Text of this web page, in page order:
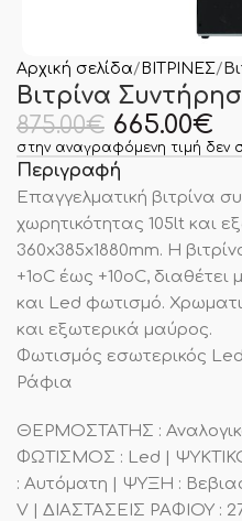
Αρχική σελίδα ΒΙΤΡΙΝΕΣ
Βιτρίνα
875.00€ 665.00€
στην αναγραφόμενη τιμή δεν
Περιγραφή
Επαγγελματική βιτρίνα
χωρητικότητας 105lt και
360x385x1880mm. Η
+1οC έως +10οC,
και Led φωτισμό.
και εξωτερικά μαύρος.
Φωτισμός εσωτερικός
Ράφια
ΘΕΡΜΟΣΤΑΤΗΣ :
ΦΩΤΙΣΜΟΣ : Led |
: Αυτόματη | ΨΥΞΗ :
V | ΔΙΑΣΤΑΣΕΙΣ ΡΑΦΙΟΥ :